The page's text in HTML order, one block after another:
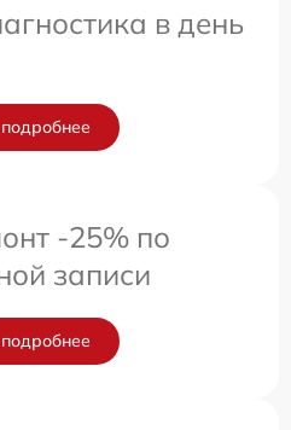
в день
-25% по
записи